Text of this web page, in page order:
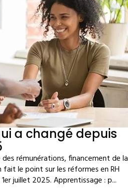
a changé depuis
rémunérations, financement de la
le point sur les réformes en RH
juillet 2025. Apprentissage : p...